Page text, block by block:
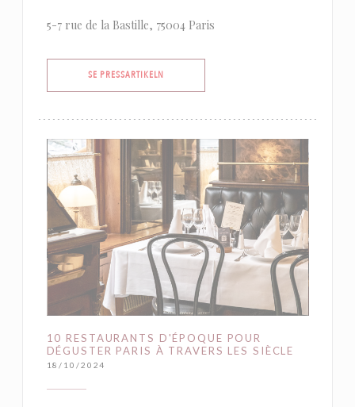
5-7 rue de la Bastille, 75004 Paris
SE PRESSARTIKELN
10 RESTAURANTS D'ÉPOQUE POUR
DÉGUSTER PARIS À TRAVERS LES SIÈCLE
18/10/2024